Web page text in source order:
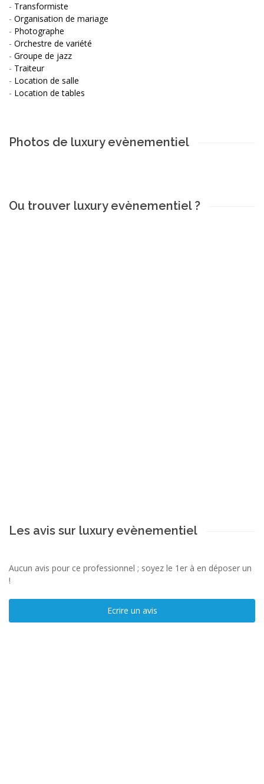
- Transformiste
- Organisation de mariage
- Photographe
- Orchestre de variété
- Groupe de jazz
- Traiteur
- Location de salle
- Location de tables
Photos de luxury evènementiel
Ou trouver luxury evènementiel ?
Les avis sur luxury evènementiel
Aucun avis pour ce professionnel ; soyez le 1er à en déposer un
!
Ecrire un avis